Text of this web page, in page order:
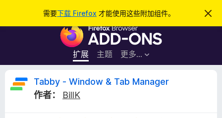
需要下载 Firefox 才能使用这些附加组件。
忽
此
F
r
e
扩展 主题 更多…
登录
T
Tabby - Window & Tab Manager
作者：
BillK